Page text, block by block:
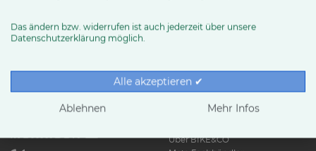
News & Trends
Ratgeber
Über BIKE&CO
Das ändern bzw. widerrufen ist auch jederzeit über unsere
Datenschutzerklärung möglich.
Alle akzeptieren ✔
Ablehnen Mehr Infos